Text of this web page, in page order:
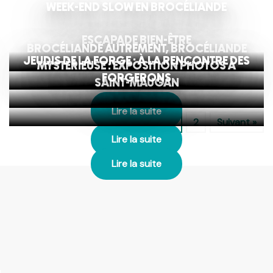
WEEK-END SLOW EN BROCÉLIANDE
Lire la suite
ESCAPADE BIEN-ÊTRE
Lire la suite
BROCÉLIANDE AUTREMENT, BROCÉLIANDE
MYSTÉRIEUSE : EXPOSITION PHOTOS À
SAINT-MAUGAN
Lire la suite
JEUDIS DE LA FORGE : À LA RENCONTRE DES
FORGERONS
Lire la suite
1 2 Suivant »